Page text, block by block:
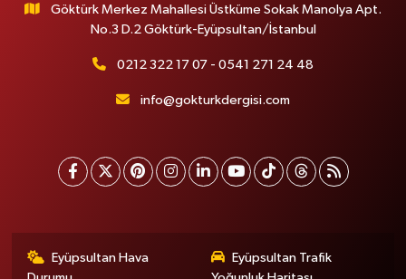
Göktürk Merkez Mahallesi Üstküme Sokak Manolya Apt.
No.3 D.2 Göktürk-Eyüpsultan/İstanbul
0212 322 17 07 - 0541 271 24 48
info@gokturkdergisi.com
Eyüpsultan Hava
Eyüpsultan Trafik